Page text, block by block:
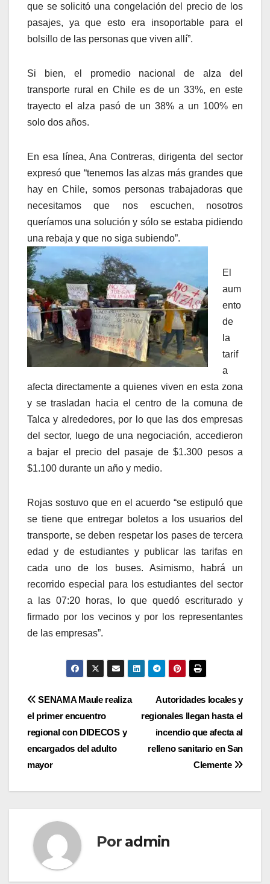
que se solicitó una congelación del precio de los
pasajes, ya que esto era insoportable para el
bolsillo de las personas que viven allí”.
Si bien, el promedio nacional de alza del
transporte rural en Chile es de un 33%, en este
trayecto el alza pasó de un 38% a un 100% en
solo dos años.
En esa línea, Ana Contreras, dirigenta del sector
expresó que “tenemos las alzas más grandes que
hay en Chile, somos personas trabajadoras que
necesitamos que nos escuchen, nosotros
queríamos una solución y sólo se estaba pidiendo
una rebaja y que no siga subiendo”.
El
aum
ento
de
la
tarif
a
afecta directamente a quienes viven en esta zona
y se trasladan hacia el centro de la comuna de
Talca y alrededores, por lo que las dos empresas
del sector, luego de una negociación, accedieron
a bajar el precio del pasaje de $1.300 pesos a
$1.100 durante un año y medio.
Rojas sostuvo que en el acuerdo “se estipuló que
se tiene que entregar boletos a los usuarios del
transporte, se deben respetar los pases de tercera
edad y de estudiantes y publicar las tarifas en
cada uno de los buses. Asimismo, habrá un
recorrido especial para los estudiantes del sector
a las 07:20 horas, lo que quedó escriturado y
firmado por los vecinos y por los representantes
de las empresas”.
Navegación
de
entradas
Autoridades locales y
regionales llegan hasta el
incendio que afecta al
relleno sanitario en San
Clemente
SENAMA Maule realiza
el primer encuentro
regional con DIDECOS y
encargados del adulto
mayor
Por admin